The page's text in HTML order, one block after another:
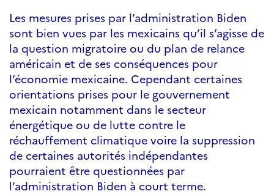
Les mesures prises par l’administration Biden
sont bien vues par les mexicains qu’il s’agisse de
la question migratoire ou du plan de relance
américain et de ses conséquences pour
l’économie mexicaine. Cependant certaines
orientations prises pour le gouvernement
mexicain notamment dans le secteur
énergétique ou de lutte contre le
réchauffement climatique voire la suppression
de certaines autorités indépendantes
pourraient être questionnées par
l’administration Biden à court terme.